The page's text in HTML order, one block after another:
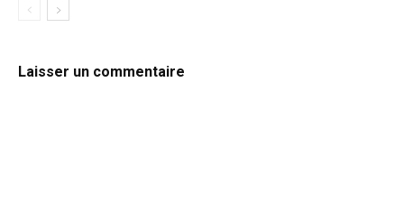
Laisser un commentaire